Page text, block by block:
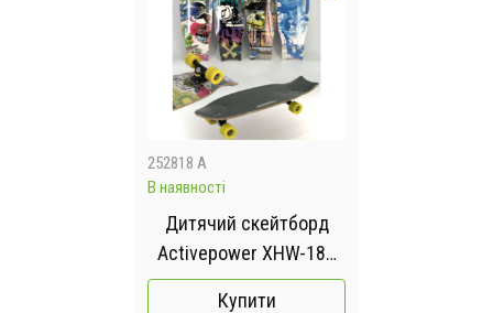
252818 A
В наявності
Дитячий скейтборд
Activepower XHW-185
колеса світяться
Купити